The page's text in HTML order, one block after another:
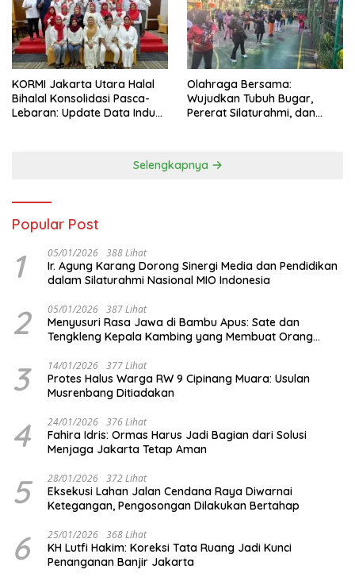
KORMI Jakarta Utara Halal
Bihalal Konsolidasi Pasca-
Lebaran: Update Data Induk
Olahraga Bersama:
Wujudkan Tubuh Bugar,
Pererat Silaturahmi, dan
Selengkapnya
Popular Post
1 05/01/2026 388 Lihat
Ir. Agung Karang Dorong Sinergi Media dan Pendidikan
dalam Silaturahmi Nasional MIO Indonesia
2 05/01/2026 387 Lihat
Menyusuri Rasa Jawa di Bambu Apus: Sate dan
Tengkleng Kepala Kambing yang Membuat Orang
3 14/01/2026 377 Lihat
Protes Halus Warga RW 9 Cipinang Muara: Usulan
Musrenbang Ditiadakan
4 24/01/2026 376 Lihat
Fahira Idris: Ormas Harus Jadi Bagian dari Solusi
Menjaga Jakarta Tetap Aman
5 28/01/2026 372 Lihat
Eksekusi Lahan Jalan Cendana Raya Diwarnai
Ketegangan, Pengosongan Dilakukan Bertahap
6 25/01/2026 368 Lihat
KH Lutfi Hakim: Koreksi Tata Ruang Jadi Kunci
Penanganan Banjir Jakarta